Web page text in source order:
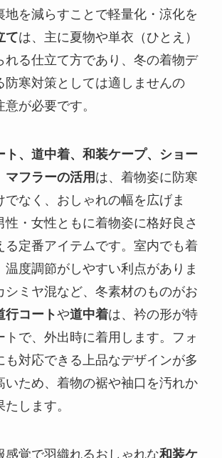
地を減らすことで軽量化・涼化を
ては、主に夏物や単衣（ひとえ）
れる仕立て方であり、冬の着物デ
防寒対策としては適しませんの
が必要です。
ト、道中着、和装ケープ、ショー
マフラーの活用 は、着物姿に防寒
でなく、おしゃれの幅を広げま
性・女性ともに着物姿に格好良さ
る定番アイテムです。室内でも着
温度調節がしやすい利点がありま
シミヤ混など、冬素材のものがお
行コートや道中着は、衿の形が特
トで、外出時に着用します。フォ
も対応できる上品なデザインが多
いため、着物の裾や袖口を汚れか
します。
感覚で羽織れるおしゃれな和装ケ